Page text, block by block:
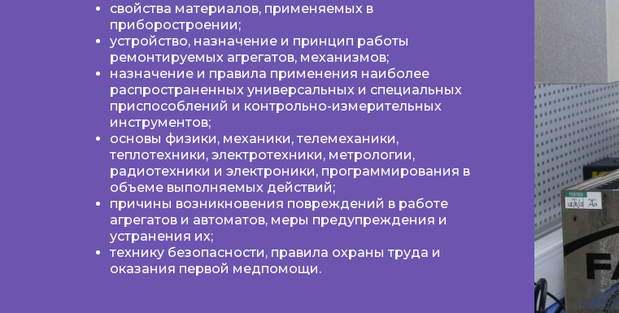
свойства материалов, применяемых в
приборостроении;
устройство, назначение и принцип работы
ремонтируемых агрегатов, механизмов;
назначение и правила применения наиболее
распространенных универсальных и специальных
приспособлений и контрольно-измерительных
инструментов;
основы физики, механики, телемеханики,
теплотехники, электротехники, метрологии,
радиотехники и электроники, программирования в
объеме выполняемых действий;
причины возникновения повреждений в работе
агрегатов и автоматов, меры предупреждения и
устранения их;
технику безопасности, правила охраны труда и
оказания первой медпомощи.